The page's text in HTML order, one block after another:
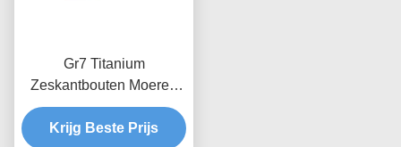
Gr7 Titanium
Zeskantbouten Moeren
UNC Draad 5mm-500mm
Krijg Beste Prijs